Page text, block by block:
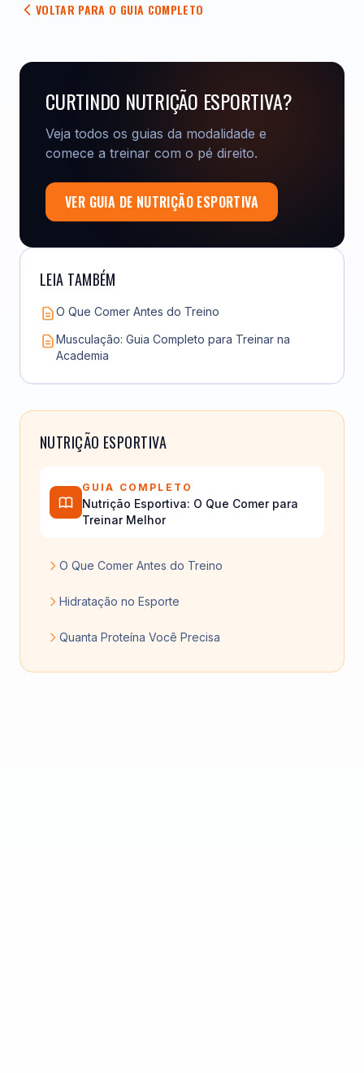
VOLTAR PARA O GUIA COMPLETO
CURTINDO NUTRIÇÃO ESPORTIVA?
Veja todos os guias da modalidade e
comece a treinar com o pé direito.
VER GUIA DE NUTRIÇÃO ESPORTIVA
LEIA TAMBÉM
O Que Comer Antes do Treino
Musculação: Guia Completo para Treinar na
Academia
NUTRIÇÃO ESPORTIVA
GUIA COMPLETO
Nutrição Esportiva: O Que Comer para
Treinar Melhor
O Que Comer Antes do Treino
Hidratação no Esporte
Quanta Proteína Você Precisa